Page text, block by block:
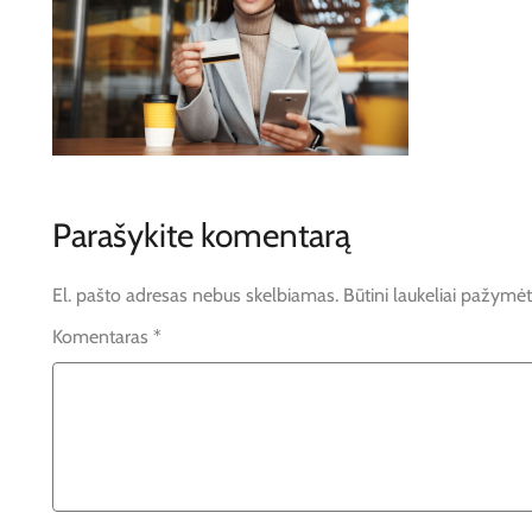
Parašykite komentarą
El. pašto adresas nebus skelbiamas. Būtini laukeliai
Komentaras *